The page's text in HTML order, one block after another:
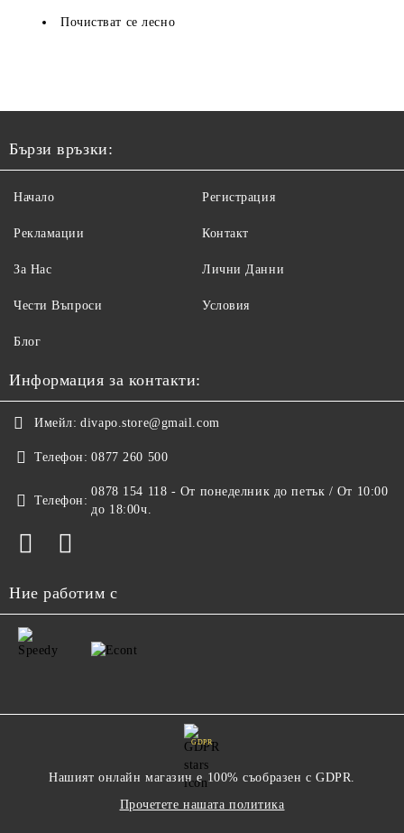
Почистват се лесно
Бързи връзки:
Начало
Рекламации
За Нас
Чести Въпроси
Регистрация
Контакт
Лични Данни
Условия
Блог
Информация за контакти:
Имейл: divapo.store@gmail.com
Телефон: 0877 260 500
Телефон:
0878 154 118 - От понеделник до петък / От 10:00
до 18:00ч.
Ние работим с
GDPR
Нашият онлайн магазин е 100% съобразен с GDPR.
Прочетете нашата политика